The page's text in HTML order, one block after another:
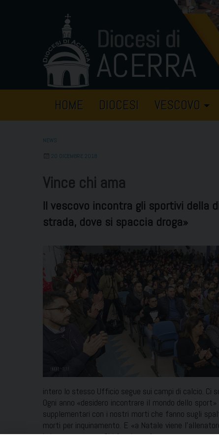
HOME DIOCESI VESCOVO
NEWS
20 DICEMBRE 2018
Vince chi ama
Il vescovo incontra gli sportivi della
strada, dove si spaccia droga»
intero lo stesso Ufficio segue sui campi di calcio. Ci
Ogni anno «desidero incontrare il mondo dello
supplementari con i nostri morti che fanno sugli
morti per inquinamento. E «a Natale viene
Lui» e sapere «per Chi facciamo festa».